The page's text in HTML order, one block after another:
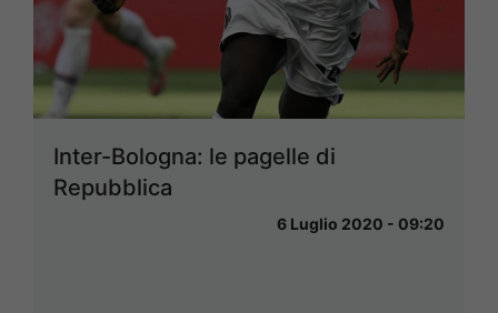
Inter-Bologna: le pagelle di
Repubblica
6 Luglio 2020 - 09:20